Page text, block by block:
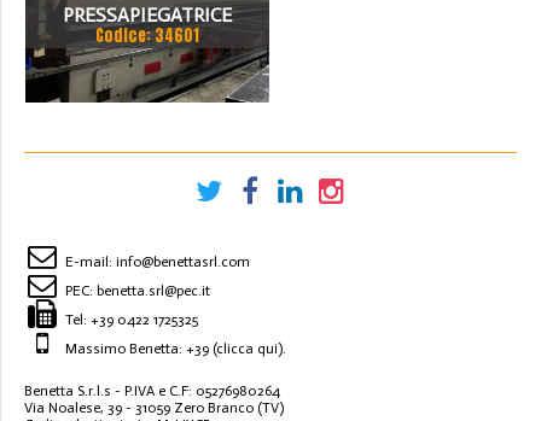
PRESSAPIEGATRICE
BEYELER DEL 2002 A CNC
7.200 MM X 200 TON
Codice: 34601
E-mail: info@benettasrl.com
PEC: benetta.srl@pec.it
Tel: +39 0422 1725325
Massimo Benetta: +39 (clicca qui).
Benetta S.r.l.s - P.IVA e C.F: 05276980264
Via Noalese, 39 - 31059 Zero Branco (TV)